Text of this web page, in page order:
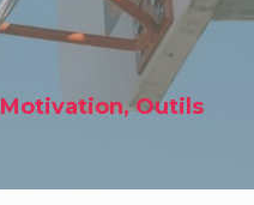
Motivation,Outils